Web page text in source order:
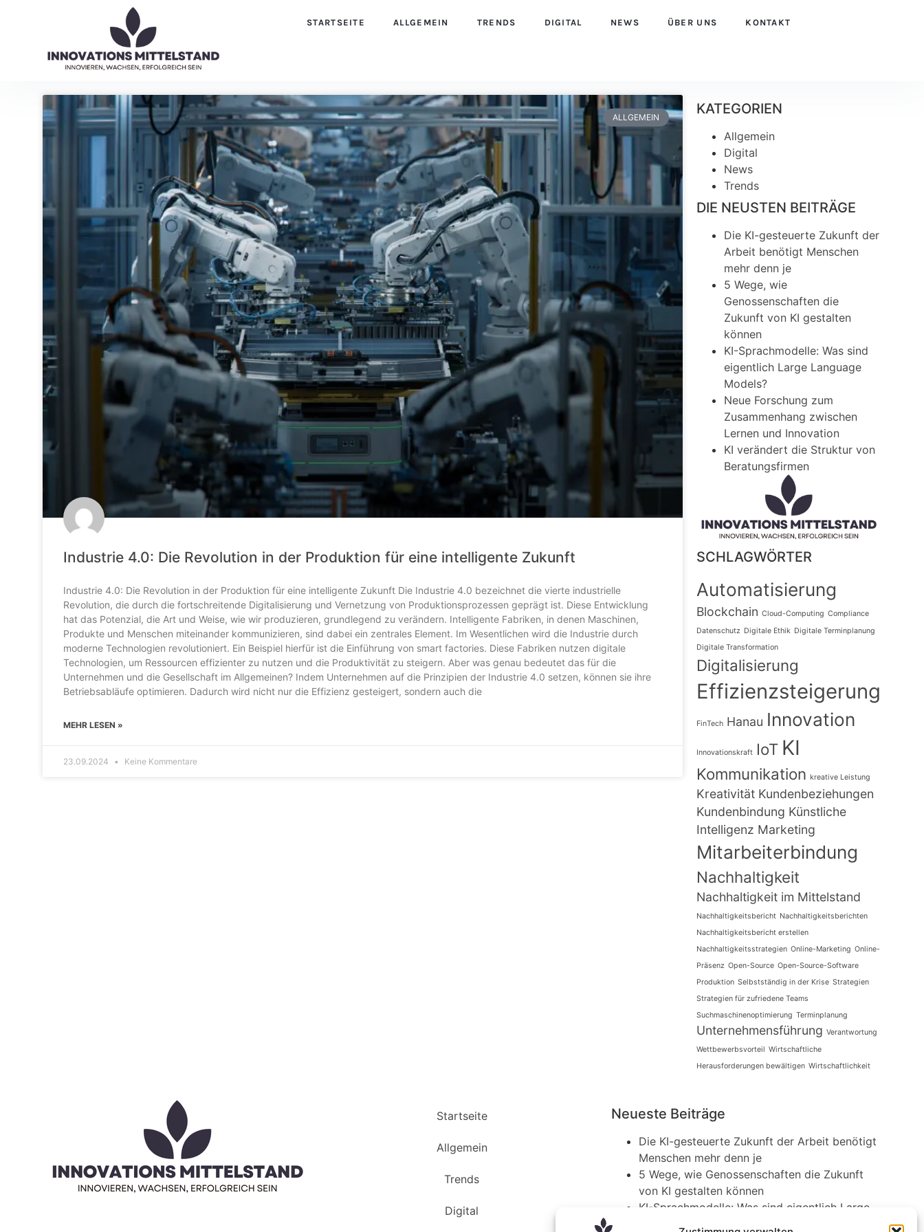
STARTSEITE ALLGEMEIN TRENDS DIGITAL NEWS ÜBER UNS KONTAKT
ALLGEMEIN
Industrie 4.0: Die Revolution in der Produktion für eine intelligente Zukunft
Industrie 4.0: Die Revolution in der Produktion für eine intelligente Zukunft Die Industrie 4.0 bezeichnet die vierte industrielle
Revolution, die durch die fortschreitende Digitalisierung und Vernetzung von Produktionsprozessen geprägt ist. Diese Entwicklung
hat das Potenzial, die Art und Weise, wie wir produzieren, grundlegend zu verändern. Intelligente Fabriken, in denen Maschinen,
Produkte und Menschen miteinander kommunizieren, sind dabei ein zentrales Element. Im Wesentlichen wird die Industrie durch
moderne Technologien revolutioniert. Ein Beispiel hierfür ist die Einführung von smart factories. Diese Fabriken nutzen digitale
Technologien, um Ressourcen effizienter zu nutzen und die Produktivität zu steigern. Aber was genau bedeutet das für die
Unternehmen und die Gesellschaft im Allgemeinen? Indem Unternehmen auf die Prinzipien der Industrie 4.0 setzen, können sie ihre
Betriebsabläufe optimieren. Dadurch wird nicht nur die Effizienz gesteigert, sondern auch die
MEHR LESEN »
23.09.2024 Keine Kommentare
KATEGORIEN
Allgemein
Digital
News
Trends
DIE NEUSTEN BEITRÄGE
Die KI-gesteuerte Zukunft der
Arbeit benötigt Menschen
mehr denn je
5 Wege, wie
Genossenschaften die
Zukunft von KI gestalten
können
KI-Sprachmodelle: Was sind
eigentlich Large Language
Models?
Neue Forschung zum
Zusammenhang zwischen
Lernen und Innovation
KI verändert die Struktur von
Beratungsfirmen
SCHLAGWÖRTER
Automatisierung
Blockchain Cloud-Computing Compliance
Datenschutz Digitale Ethik Digitale Terminplanung
Digitale Transformation
Digitalisierung
Effizienzsteigerung
FinTech Hanau Innovation
Innovationskraft IoT KI
Kommunikation kreative Leistung
Kreativität Kundenbeziehungen
Kundenbindung Künstliche
Intelligenz Marketing
Mitarbeiterbindung
Nachhaltigkeit
Nachhaltigkeit im Mittelstand
Nachhaltigkeitsbericht Nachhaltigkeitsberichten
Nachhaltigkeitsbericht erstellen
Nachhaltigkeitsstrategien Online-Marketing Online-
Präsenz Open-Source Open-Source-Software
Produktion Selbstständig in der Krise Strategien
Strategien für zufriedene Teams
Suchmaschinenoptimierung Terminplanung
Unternehmensführung Verantwortung
Wettbewerbsvorteil Wirtschaftliche
Herausforderungen bewältigen Wirtschaftlichkeit
Startseite
Allgemein
Trends
Digital
Neueste Beiträge
Die KI-gesteuerte Zukunft der Arbeit benötigt
Menschen mehr denn je
5 Wege, wie Genossenschaften die Zukunft
von KI gestalten können
KI-Sprachmodelle: Was sind eigentlich Large